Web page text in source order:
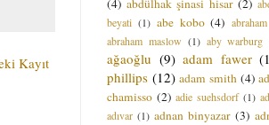
Kayıt
beyati (1) abe kobo (4)
abraham maslow (1) aby warburg
ağaoğlu (9) adam fawer
phillips (12) adam smith (4)
chamisso (2) adie suehsdorf (1)
adıvar (1) adnan binyazar (3)